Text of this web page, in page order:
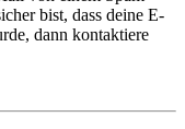
bist, dass deine E-
dann kontaktiere